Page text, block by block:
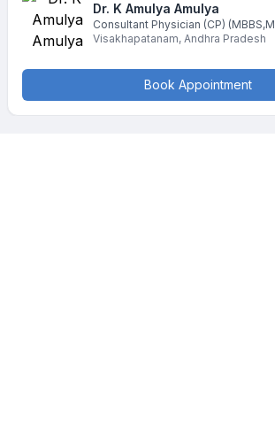
Dr. K Amulya Amulya
Consultant Physician (CP)
Visakhapatanam, Andhra Pradesh
Book Appointment